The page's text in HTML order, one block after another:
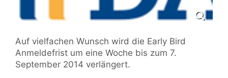
Auf vielfachen Wunsch wird die Early Bird
Anmeldefrist um eine Woche bis zum 7.
September 2014 verlängert.